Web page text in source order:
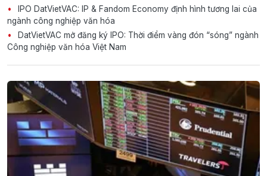
IPO DatVietVAC: IP & Fandom Economy định hình tương lai của
ngành công nghiệp văn hóa
DatVietVAC mở đăng ký IPO: Thời điểm vàng đón “sóng” ngành
Công nghiệp văn hóa Việt Nam